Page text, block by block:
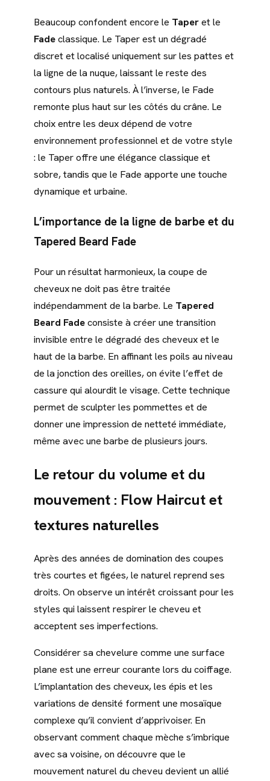
Beaucoup confondent encore le Taperet le
Fadeclassique. Le Taper est un dégradé
discret et localisé uniquement sur les pattes et
la ligne de la nuque, laissant le reste des
contours plus naturels. À l’inverse, le Fade
remonte plus haut sur les côtés du crâne. Le
choix entre les deux dépend de votre
environnement professionnel et de votre style
: le Taper offre une élégance classique et
sobre, tandis que le Fade apporte une touche
dynamique et urbaine.
L’importance de la ligne de barbe et du
Tapered Beard Fade
Pour un résultat harmonieux, la coupe de
cheveux ne doit pas être traitée
indépendamment de la barbe. Le Tapered
Beard Fadeconsiste à créer une transition
invisible entre le dégradé des cheveux et le
haut de la barbe. En affinant les poils au niveau
de la jonction des oreilles, on évite l’effet de
cassure qui alourdit le visage. Cette technique
permet de sculpter les pommettes et de
donner une impression de netteté immédiate,
même avec une barbe de plusieurs jours.
Le retour du volume et du
mouvement : Flow Haircut et
textures naturelles
Après des années de domination des coupes
très courtes et figées, le naturel reprend ses
droits. On observe un intérêt croissant pour les
styles qui laissent respirer le cheveu et
acceptent ses imperfections.
Considérer sa chevelure comme une surface
plane est une erreur courante lors du coiffage.
L’implantation des cheveux, les épis et les
variations de densité forment une mosaïque
complexe qu’il convient d’apprivoiser. En
observant comment chaque mèche s’imbrique
avec sa voisine, on découvre que le
mouvement naturel du cheveu devient un allié